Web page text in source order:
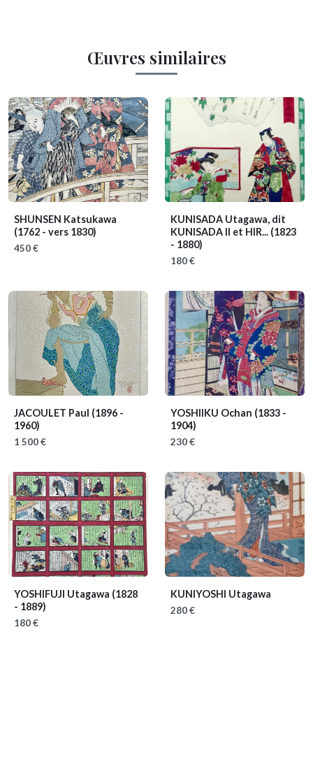
Œuvres similaires
SHUNSEN Katsukawa
(1762 - vers 1830)
450 €
KUNISADA Utagawa, dit
KUNISADA II et HIR... (1823
- 1880)
180 €
JACOULET Paul (1896 -
1960)
1 500 €
YOSHIIKU Ochan (1833 -
1904)
230 €
YOSHIFUJI Utagawa (1828
- 1889)
180 €
KUNIYOSHI Utagawa
280 €